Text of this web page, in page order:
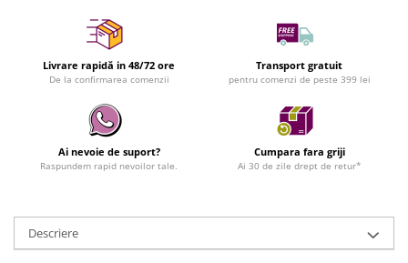
Livrare rapidă in 48/72 ore
De la confirmarea comenzii
Transport gratuit
pentru comenzi de peste 399 lei
Ai nevoie de suport?
Raspundem rapid nevoilor tale.
Cumpara fara griji
Ai 30 de zile drept de retur*
Descriere